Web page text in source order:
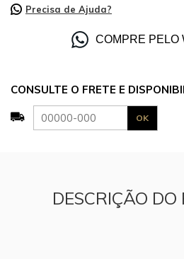
Precisa de Ajuda?
COMPRE PELO
CONSULTE O FRETE E
DESCRIÇÃO